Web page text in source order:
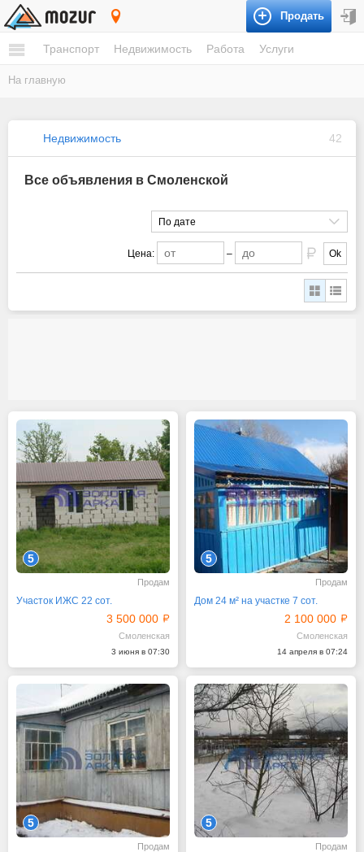
Продать
Транспорт Недвижимость Работа Услуги
На главную
Недвижимость 42
Все объявления в Смоленской
По дате
Цена: – Ok
5
Продам
Участок ИЖС 22 сот.
3 500 000
Смоленская
3 июня в 07:30
5
Продам
Дом 24 м² на участке 7 сот.
2 100 000
Смоленская
14 апреля в 07:24
5
Продам
5
Продам